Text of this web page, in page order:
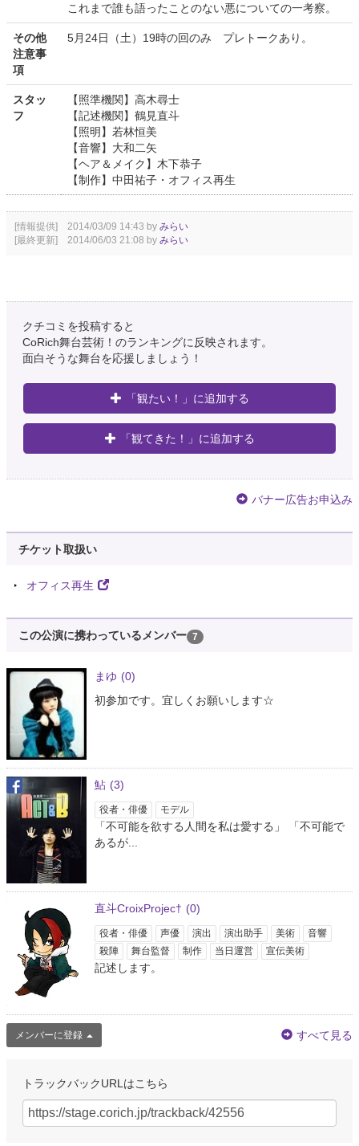
これまで誰も語ったことのない悪についての一考察。
その他
注意事
項
5月24日（土）19時の回のみ プレトークあり。
スタッ
フ
【照準機関】高木尋士
【記述機関】鶴見直斗
【照明】若林恒美
【音響】大和二矢
【ヘア＆メイク】木下恭子
【制作】中田祐子・オフィス再生
[情報提供] 2014/03/09 14:43 by みらい
[最終更新] 2014/06/03 21:08 by みらい
クチコミを投稿すると
CoRich舞台芸術！のランキングに反映されます。
面白そうな舞台を応援しましょう！
「観たい！」に追加する
「観てきた！」に追加する
バナー広告お申込み
チケット取扱い
オフィス再生
この公演に携わっているメンバー 7
まゆ (0)
初参加です。宜しくお願いします☆
鮎 (3)
役者・俳優 モデル
「不可能を欲する人間を私は愛する」 「不可能で
あるが...
直斗CroixProjec† (0)
役者・俳優 声優 演出 演出助手 美術
音響
殺陣
舞台監督 制作 当日運営 宣伝美術
記述します。
メンバーに登録 すべて見る
トラックバックURLはこちら